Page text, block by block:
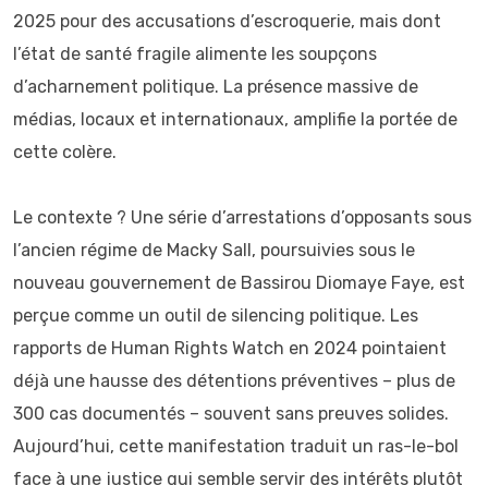
2025 pour des accusations d’escroquerie, mais dont
l’état de santé fragile alimente les soupçons
d’acharnement politique. La présence massive de
médias, locaux et internationaux, amplifie la portée de
cette colère.
Le contexte ? Une série d’arrestations d’opposants sous
l’ancien régime de Macky Sall, poursuivies sous le
nouveau gouvernement de Bassirou Diomaye Faye, est
perçue comme un outil de silencing politique. Les
rapports de Human Rights Watch en 2024 pointaient
déjà une hausse des détentions préventives – plus de
300 cas documentés – souvent sans preuves solides.
Aujourd’hui, cette manifestation traduit un ras-le-bol
face à une justice qui semble servir des intérêts plutôt